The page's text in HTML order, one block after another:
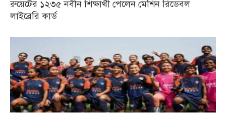
রুয়েটের ১২৩৫ নবীন শিক্ষার্থী পেলেন মেশিন রিডেবল
লাইব্রেরি কার্ড